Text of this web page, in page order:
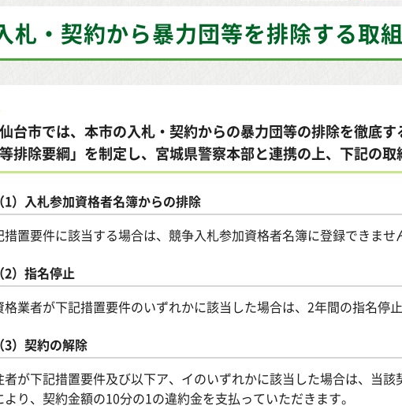
札・契約から暴力団等を排除する取
仙台市では、本市の入札・契約からの暴力団等の排除を徹底
等排除要綱」を制定し、宮城県警察本部と連携の上、下記の取
1）入札参加資格者名簿からの排除
措置要件に該当する場合は、競争入札参加資格者名簿に登録できませ
2）指名停止
格業者が下記措置要件のいずれかに該当した場合は、2年間の指名停止
3）契約の解除
者が下記措置要件及び以下ア、イのいずれかに該当した場合は、当
より、契約金額の10分の1の違約金を支払っていただきます。